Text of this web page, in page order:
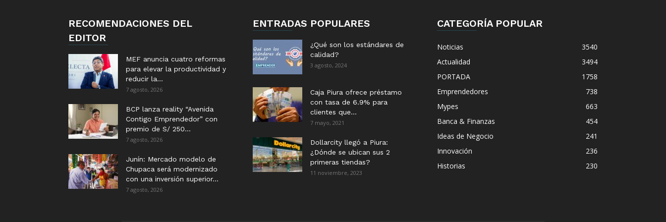
RECOMENDACIONES DEL
EDITOR
MEF anuncia cuatro reformas
para elevar la productividad y
reducir la...
7 agosto, 2026
BCP lanza reality “Avenida
Contigo Emprendedor” con
premio de S/ 250...
7 agosto, 2026
Junín: Mercado modelo de
Chupaca será modernizado
con una inversión superior...
7 agosto, 2026
ENTRADAS POPULARES
¿Qué son los estándares de
calidad?
3 agosto, 2024
Caja Piura ofrece préstamo
con tasa de 6.9% para
clientes que...
7 mayo, 2021
Dollarcity llegó a Piura:
¿Dónde se ubican sus 2
primeras tiendas?
11 noviembre, 2023
CATEGORÍA POPULAR
Noticias
3540
Actualidad
3494
PORTADA
1758
Emprendedores
738
Mypes
663
Banca & Finanzas
454
Ideas de Negocio
241
Innovación
236
Historias
230